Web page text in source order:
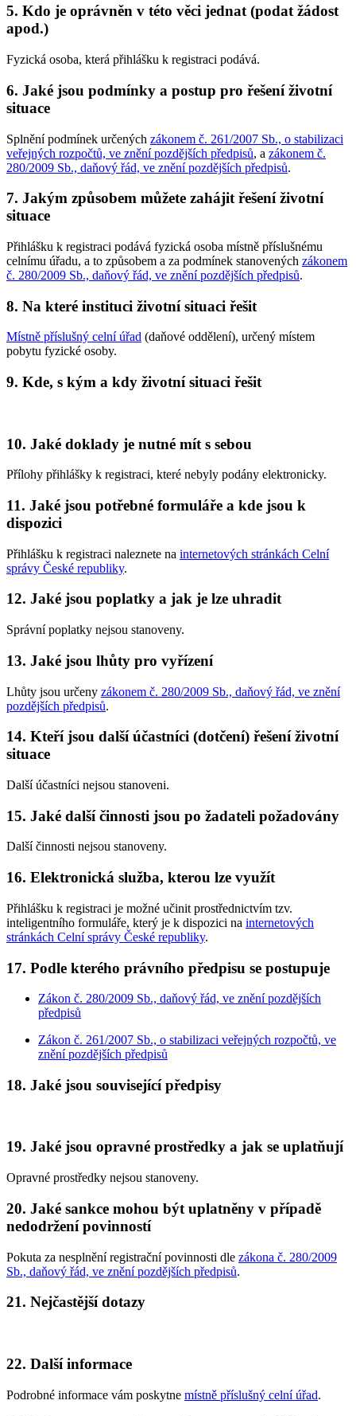
5. Kdo je oprávněn v této věci jednat (podat žádost
apod.)
Fyzická osoba, která přihlášku k registraci podává.
6. Jaké jsou podmínky a postup pro řešení životní
situace
Splnění podmínek určených zákonem č. 261/2007 Sb., o stabilizaci
veřejných rozpočtů, ve znění pozdějších předpisů, a zákonem č.
280/2009 Sb., daňový řád, ve znění pozdějších předpisů.
7. Jakým způsobem můžete zahájit řešení životní
situace
Přihlášku k registraci podává fyzická osoba místně příslušnému
celnímu úřadu, a to způsobem a za podmínek stanovených zákonem
č. 280/2009 Sb., daňový řád, ve znění pozdějších předpisů.
8. Na které instituci životní situaci řešit
Místně příslušný celní úřad (daňové oddělení), určený místem
pobytu fyzické osoby.
9. Kde, s kým a kdy životní situaci řešit
10. Jaké doklady je nutné mít s sebou
Přílohy přihlášky k registraci, které nebyly podány elektronicky.
11. Jaké jsou potřebné formuláře a kde jsou k
dispozici
Přihlášku k registraci naleznete na internetových stránkách Celní
správy České republiky.
12. Jaké jsou poplatky a jak je lze uhradit
Správní poplatky nejsou stanoveny.
13. Jaké jsou lhůty pro vyřízení
Lhůty jsou určeny zákonem č. 280/2009 Sb., daňový řád, ve znění
pozdějších předpisů.
14. Kteří jsou další účastníci (dotčení) řešení životní
situace
Další účastníci nejsou stanoveni.
15. Jaké další činnosti jsou po žadateli požadovány
Další činnosti nejsou stanoveny.
16. Elektronická služba, kterou lze využít
Přihlášku k registraci je možné učinit prostřednictvím tzv.
inteligentního formuláře, který je k dispozici na internetových
stránkách Celní správy České republiky.
17. Podle kterého právního předpisu se postupuje
Zákon č. 280/2009 Sb., daňový řád, ve znění pozdějších
předpisů
Zákon č. 261/2007 Sb., o stabilizaci veřejných rozpočtů, ve
znění pozdějších předpisů
18. Jaké jsou související předpisy
19. Jaké jsou opravné prostředky a jak se uplatňují
Opravné prostředky nejsou stanoveny.
20. Jaké sankce mohou být uplatněny v případě
nedodržení povinností
Pokuta za nesplnění registrační povinnosti dle zákona č. 280/2009
Sb., daňový řád, ve znění pozdějších předpisů.
21. Nejčastější dotazy
22. Další informace
Podrobné informace vám poskytne místně příslušný celní úřad.